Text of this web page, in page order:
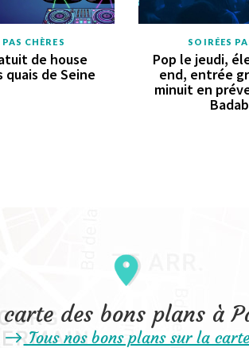
CHÈRES
de house
quais de Seine
SOIRÉES
Pop le jeudi,
end, entrée
minuit en
des bons plans à
Tous nos bons plans sur la carte